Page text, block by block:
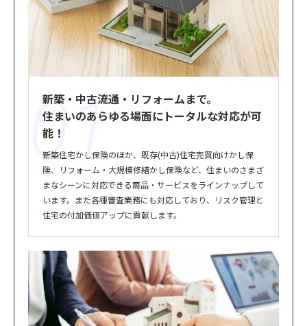
01
新築・中古流通・リフォームまで。
住まいのあらゆる場面にトータルな対応が可
能！
新築住宅かし保険のほか、既存(中古)住宅売買向けかし保
険、リフォーム・大規模修繕かし保険など、住まいのさまざ
まなシーンに対応できる商品・サービスをラインナップして
います。また各種審査業務にも対応しており、リスク管理と
住宅の付加価値アップに貢献します。